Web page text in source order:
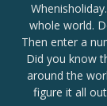
whole world.
Then enter a
Did you know
around the
figure it all